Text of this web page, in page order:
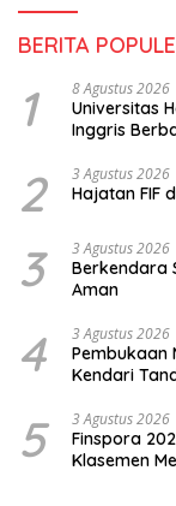
BERITA
1 8 Agustus 2026
Universitas
Inggris
2 3 Agustus 2026
Hajatan FIF
3 3 Agustus 2026
Berkendara
Aman
4 3 Agustus 2026
Pembukaan
Kendari
5 3 Agustus 2026
Finspora
Klasemen